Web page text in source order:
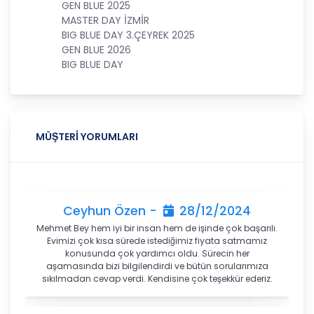
sıra tüm kişisel veri işleme faaliyetlerinde KVK
Kanunu’nun 4üncü maddesinde belirtilen ve
Politikanın III. bölümlerinde belirtilen tüm ilkelere
uygun hareket edilmesi ve söz konusu ilkeleri
içinde barındırması sağlanacaktır. Özel nitelikteki
kişisel veri işleme faaliyetleri yerine getirilecek;
yukarıda belirtilen hususların yanında bu
durumlarda kanunun aradığı özel gereklilikler de
KİŞİSEL VERİLERİN İŞLENME
ŞARTLARI
1. Kişisel Verilerin Tespiti ve İşlenmesi
KVKK uyarınca, kişisel veri “Kimliği belirli veya
GEN BLUE 2025
MASTER DAY İZMİR
BIG BLUE DAY 3.ÇEYREK 2025
GEN BLUE 2026
BIG BLUE DAY
MÜŞTERİ YORUMLARI
Ceyhun Özen - 28/12/2024
Mehmet Bey hem iyi bir insan hem de işinde çok başarılı.
Evimizi çok kısa sürede istediğimiz fiyata satmamız
konusunda çok yardımcı oldu. Sürecin her
aşamasında bizi bilgilendirdi ve bütün sorularımıza
sıkılmadan cevap verdi. Kendisine çok teşekkür ederiz.